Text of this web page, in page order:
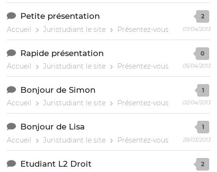
Petite présentation
Accueil Juristudiant le site Présentez-vous
2
07/04/2013
Rapide présentation
Accueil Juristudiant le site Présentez-vous
0
05/04/2013
Bonjour de Simon
Accueil Juristudiant le site Présentez-vous
1
02/04/2013
Bonjour de Lisa
Accueil Juristudiant le site Présentez-vous
1
28/03/2013
Etudiant L2 Droit 2